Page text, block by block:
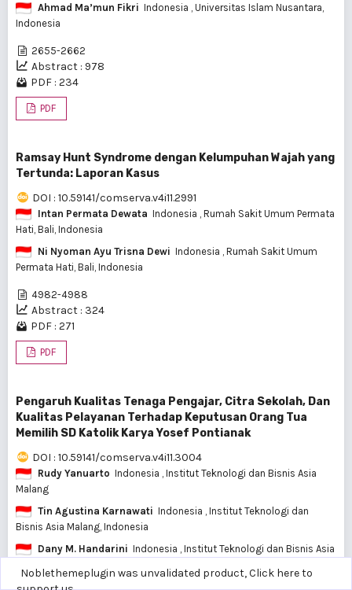
Ahmad Ma’mun Fikri Indonesia , Universitas Islam Nusantara,
Indonesia
2655-2662
Abstract : 978
PDF : 234
PDF
Ramsay Hunt Syndrome dengan Kelumpuhan Wajah yang
Tertunda: Laporan Kasus
DOI : 10.59141/comserva.v4i11.2991
Intan Permata Dewata Indonesia , Rumah Sakit Umum Permata
Hati, Bali, Indonesia
Ni Nyoman Ayu Trisna Dewi Indonesia , Rumah Sakit Umum
Permata Hati, Bali, Indonesia
4982-4988
Abstract : 324
PDF : 271
PDF
Pengaruh Kualitas Tenaga Pengajar, Citra Sekolah, Dan
Kualitas Pelayanan Terhadap Keputusan Orang Tua
Memilih SD Katolik Karya Yosef Pontianak
DOI : 10.59141/comserva.v4i11.3004
Rudy Yanuarto Indonesia , Institut Teknologi dan Bisnis Asia
Malang
Tin Agustina Karnawati Indonesia , Institut Teknologi dan
Bisnis Asia Malang, Indonesia
Dany M. Handarini Indonesia , Institut Teknologi dan Bisnis Asia
Noblethemeplugin was unvalidated product,Click here to